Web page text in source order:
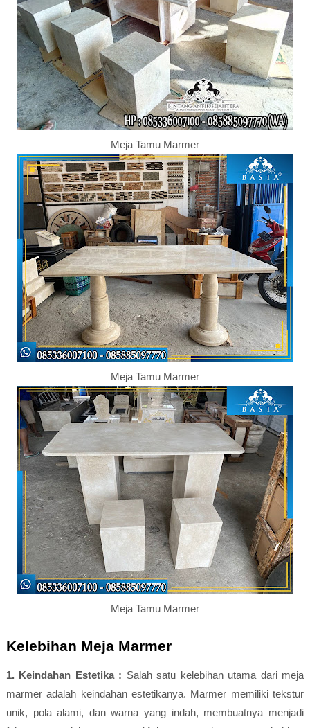
Meja Tamu Marmer
Meja Tamu Marmer
Meja Tamu Marmer
Kelebihan Meja Marmer
1. Keindahan Estetika : Salah satu kelebihan utama dari meja
marmer adalah keindahan estetikanya. Marmer memiliki tekstur
unik, pola alami, dan warna yang indah, membuatnya menjadi